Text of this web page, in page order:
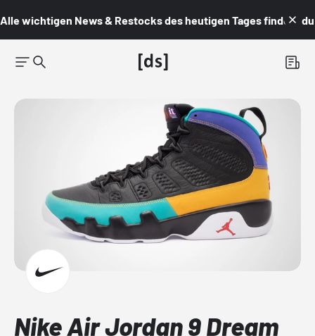
Alle wichtigen News & Restocks des heutigen Tages findest du
Nike Air Jordan 9 Dream